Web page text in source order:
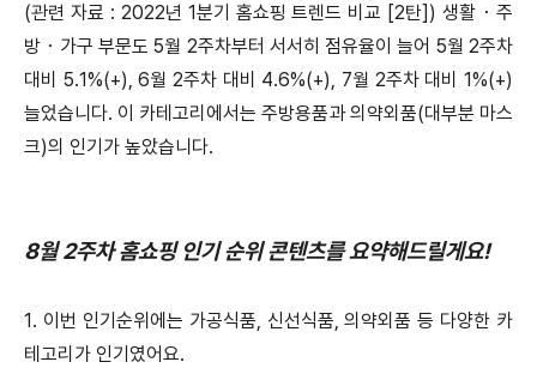
(관련 자료 : 2022년 1분기 홈쇼핑 트렌드 비교 [2탄]) 생활・주
방・가구 부문도 5월 2주차부터 서서히 점유율이 늘어 5월 2주차
대비 5.1%(+), 6월 2주차 대비 4.6%(+), 7월 2주차 대비 1%(+)
늘었습니다. 이 카테고리에서는 주방용품과 의약외품(대부분 마스
크)의 인기가 높았습니다.
8월 2주차 홈쇼핑 인기 순위 콘텐츠를 요약해드릴게요!
1. 이번 인기순위에는 가공식품, 신선식품, 의약외품 등 다양한 카
테고리가 인기였어요.